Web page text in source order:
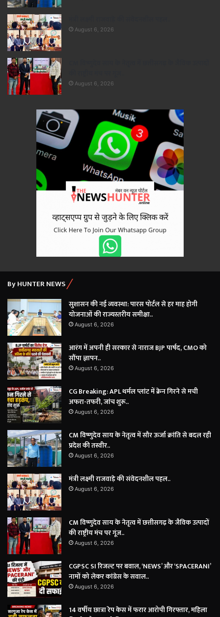
August 6, 2026
August 6, 2026
By HUNTER NEWS
सुशासन की नई व्यवस्था: पारस पोर्टल से हर माह होगी
योजनाओं की राज्यस्तरीय समीक्षा..
August 6, 2026
आरंग में अपनी ही सरकार से नाराज BJP पार्षद, CMO को
सौंपा ज्ञापन..
August 6, 2026
CG Breaking: APL थर्मल प्लांट में क्रेन गिरने से मची
अफरा-तफरी, जांच शुरू..
August 6, 2026
CM विष्णुदेव साय के नेतृत्व में सौर ऊर्जा क्रांति से बदल रही
प्रदेश की तस्वीर..
August 6, 2026
मंत्री लक्ष्मी राजवाड़े की संवेदनशील पहल..
August 6, 2026
CM विष्णुदेव साय के नेतृत्व में छत्तीसगढ़ के जैविक उत्पादों
की राष्ट्रीय मंच पर गूंज..
August 6, 2026
CGPSC SI रिजल्ट पर बवाल, ‘NEWS’ और ‘SPACERANI’
नामों को लेकर कांग्रेस के सवाल..
August 6, 2026
14 वर्षीय छात्रा रेप केस में फरार आरोपी गिरफ्तार, महिला